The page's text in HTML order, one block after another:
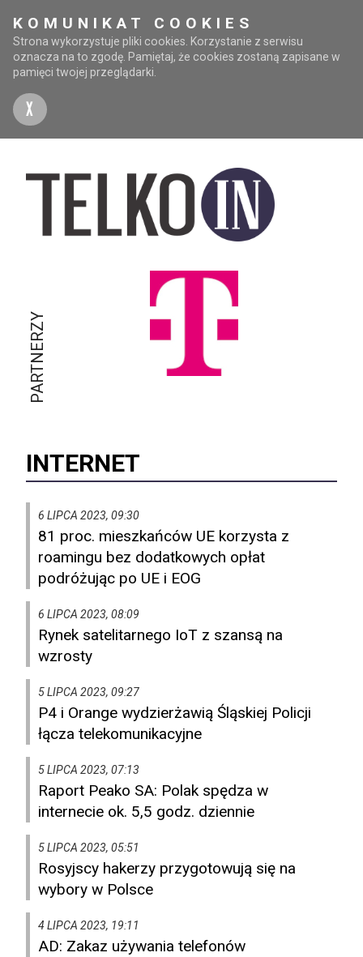
KOMUNIKAT COOKIES
Strona wykorzystuje pliki cookies. Korzystanie z serwisu
oznacza na to zgodę. Pamiętaj, że cookies zostaną zapisane w
pamięci twojej przeglądarki.
X
PARTNERZY
INTERNET
6 LIPCA 2023, 09:30
81 proc. mieszkańców UE korzysta z
roamingu bez dodatkowych opłat
podróżując po UE i EOG
6 LIPCA 2023, 08:09
Rynek satelitarnego IoT z szansą na
wzrosty
5 LIPCA 2023, 09:27
P4 i Orange wydzierżawią Śląskiej Policji
łącza telekomunikacyjne
5 LIPCA 2023, 07:13
Raport Peako SA: Polak spędza w
internecie ok. 5,5 godz. dziennie
5 LIPCA 2023, 05:51
Rosyjscy hakerzy przygotowują się na
wybory w Polsce
4 LIPCA 2023, 19:11
AD: Zakaz używania telefonów